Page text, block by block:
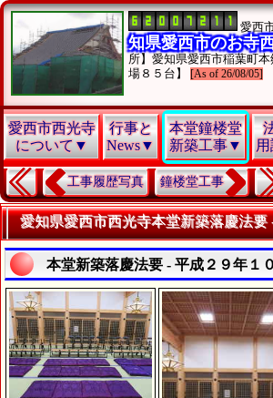
愛西
知県愛西市のお寺
所】愛知県愛西市稲葉町
場８５台】
[As of 26/08/05]
愛西市西光寺
について▼
行事と
News▼
本堂鐘楼堂
新築工事▼
工事履歴写真 鐘楼堂工事
愛知県愛西市西光寺本堂新築落慶法要 - 平成２９年１０月１４日 - |
本堂新築落慶法要 - 平成２９年１